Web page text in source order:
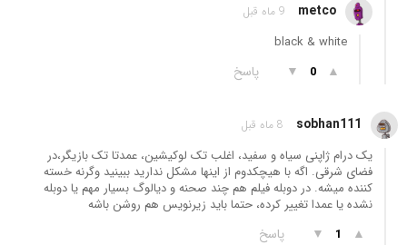
metco 9 ماه قبل
black & white
▲
0
▼ پاسخ
sobhan111 8 ماه قبل
یک درام ژاپنی سیاه و سفید، اغلب تک لوکیشین، عمدتا تک بازیگر،در
فضای شرقی. اگه با هیچکدوم از اینها مشکل ندارید ببینید وگرنه خسته
کننده میشه. در دوبله فیلم هم چند صحنه و دیالوگ بسیار مهم یا دوبله
نشده یا عمدا تغییر کرده، حتما باید زیرنویس هم روشن باشه
▲
1
▼ پاسخ